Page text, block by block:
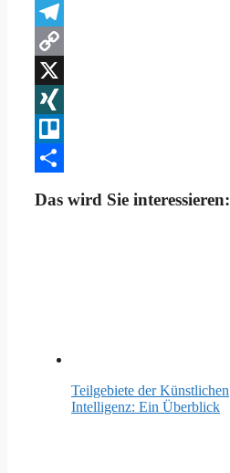
VK
Telegram
Copy
Link
X
XING
Trello
Das wird Sie interessieren:
Teilgebiete der Künstlichen
Intelligenz: Ein Überblick